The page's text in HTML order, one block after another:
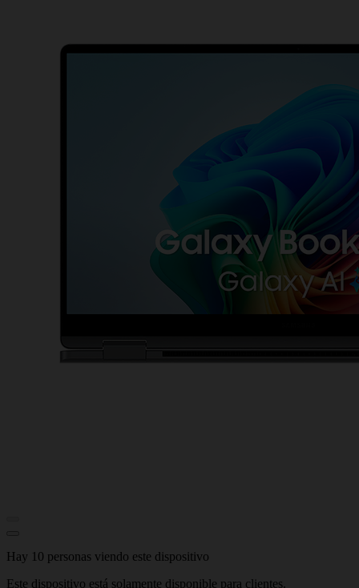
Hay 10 personas viendo este dispositivo
Este dispositivo está solamente disponible para clientes.